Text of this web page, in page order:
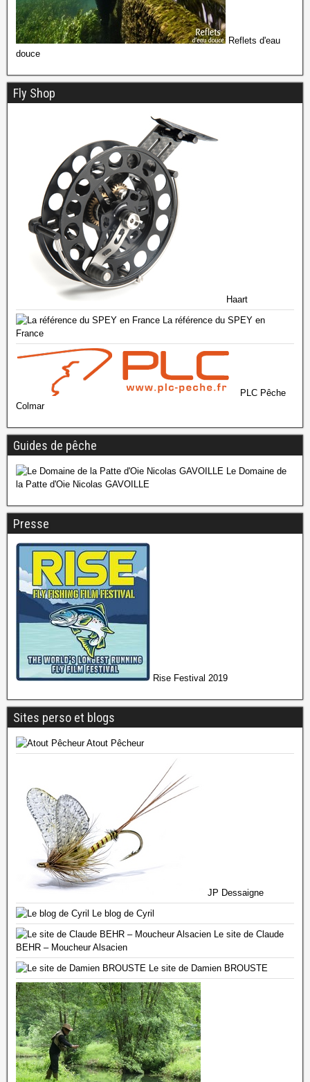
Reflets d'eau
douce
Fly Shop
Haart
La référence du SPEY en
France
PLC Pêche
Colmar
Guides de pêche
Le Domaine de
la Patte d'Oie Nicolas GAVOILLE
Presse
Rise Festival 2019
Sites perso et blogs
Atout Pêcheur
JP Dessaigne
Le blog de Cyril
Le site de Claude
BEHR – Moucheur Alsacien
Le site de Damien BROUSTE